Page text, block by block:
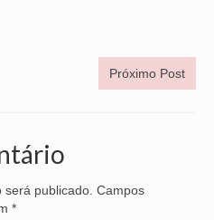
INCLUSÃO
Próximo Post
publicado. Campos
*